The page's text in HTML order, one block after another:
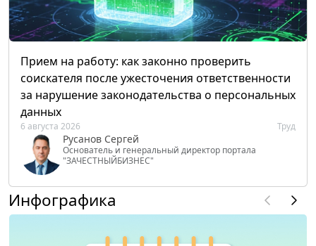
Прием на работу: как законно проверить
соискателя после ужесточения ответственности
за нарушение законодательства о персональных
данных
6 августа 2026 Труд
Русанов Сергей
Основатель и генеральный директор портала
"ЗАЧЕСТНЫЙБИЗНЕС"
Инфографика